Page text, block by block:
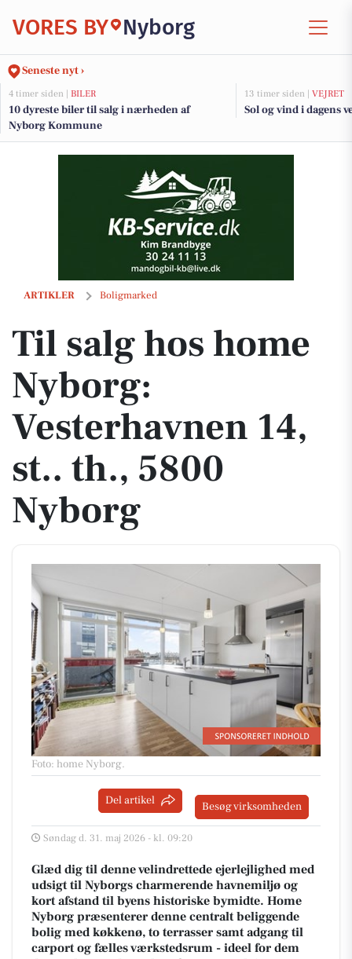
VORES BY Nyborg
Seneste nyt ›
4 timer siden | BILER
10 dyreste biler til salg i nærheden af
Nyborg Kommune
13 timer siden | VEJRET
Sol og vind i dagens
ARTIKLER Boligmarked
Til salg hos home Nyborg: Vesterhavnen 14, st.. th., 5800 Nyborg
Til salg hos home
Nyborg:
Vesterhavnen 14,
st.. th., 5800
Nyborg
Foto: home Nyborg.
Del artikel Besøg virksomheden
Søndag d. 31. maj 2026 - kl. 09:20
Glæd dig til denne velindrettede ejerlejlighed med
udsigt til Nyborgs charmerende havnemiljø og
kort afstand til byens historiske bymidte. Home
Nyborg præsenterer denne centralt beliggende
bolig med køkkenø, to terrasser samt adgang til
carport og fælles værkstedsrum - ideel for dem